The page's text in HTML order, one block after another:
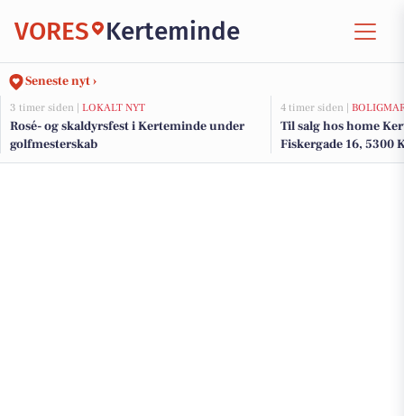
VORES Kerteminde
Seneste nyt ›
3 timer siden | LOKALT NYT
Rosé- og skaldyrsfest i Kerteminde under
golfmesterskab
4 timer siden |
Til salg hos home
Fiskergade 16, 5300